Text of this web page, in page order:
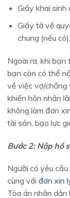
Giấy khai sinh
Giấy tờ về
chung (nếu có).
Ngoài ra, khi bạn
bạn còn có thể
về việc vợ/chồng
khiến hôn nhân
không làm đơn
tài sản, bạo lực
Bước 2: Nộp hồ
Người có yêu
cùng với đơn xin
Tòa án nhân dân